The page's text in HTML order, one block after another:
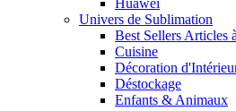
Huawei
Univers de Sublimation
Best Sellers Articles
Cuisine
Décoration
Déstockage
Enfants & Animaux